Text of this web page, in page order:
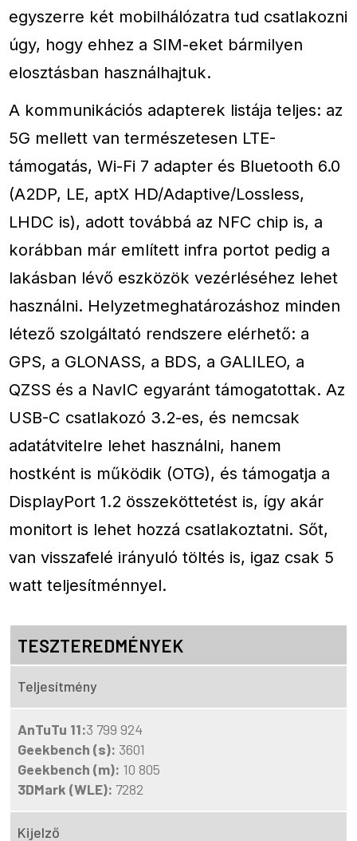
egyszerre két mobilhálózatra tud csatlakozni
úgy, hogy ehhez a SIM-eket bármilyen
elosztásban használhajtuk.
A kommunikációs adapterek listája teljes: az
5G mellett van természetesen LTE-
támogatás, Wi-Fi 7 adapter és Bluetooth 6.0
(A2DP, LE, aptX HD/Adaptive/Lossless,
LHDC is), adott továbbá az NFC chip is, a
korábban már említett infra portot pedig a
lakásban lévő eszközök vezérléséhez lehet
használni. Helyzetmeghatározáshoz minden
létező szolgáltató rendszere elérhető: a
GPS, a GLONASS, a BDS, a GALILEO, a
QZSS és a NavIC egyaránt támogatottak. Az
USB-C csatlakozó 3.2-es, és nemcsak
adatátvitelre lehet használni, hanem
hostként is működik (OTG), és támogatja a
DisplayPort 1.2 összeköttetést is, így akár
monitort is lehet hozzá csatlakoztatni. Sőt,
van visszafelé irányuló töltés is, igaz csak 5
watt teljesítménnyel.
TESZTEREDMÉNYEK
Teljesítmény
AnTuTu 11:3 799 924
Geekbench (s): 3601
Geekbench (m): 10 805
3DMark (WLE): 7282
Kijelző